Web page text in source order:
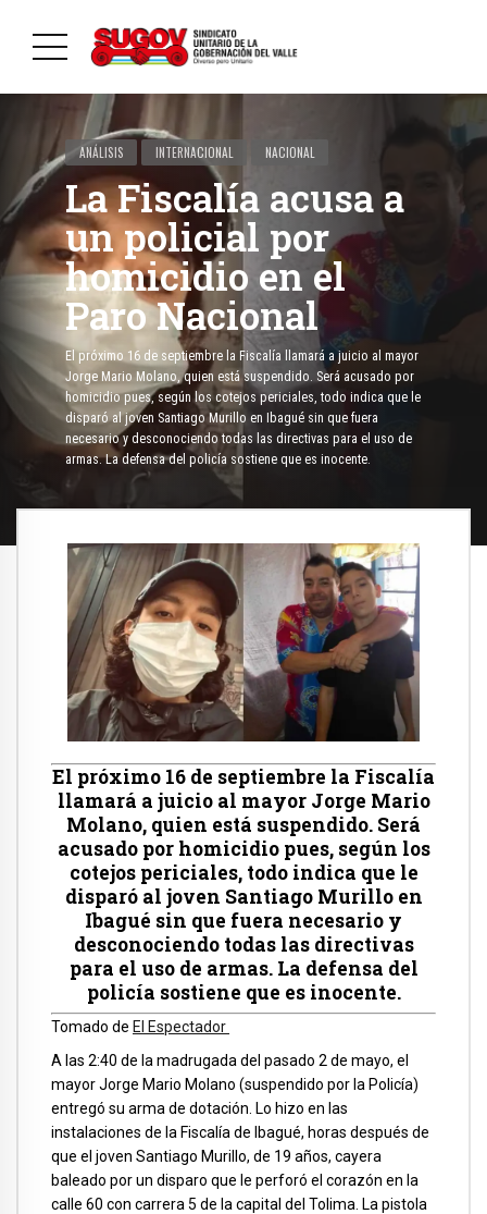
ANÁLISIS INTERNACIONAL NACIONAL
La Fiscalía acusa a
un policial por
homicidio en el
Paro Nacional
El próximo 16 de septiembre la Fiscalía llamará a juicio al mayor
Jorge Mario Molano, quien está suspendido. Será acusado por
homicidio pues, según los cotejos periciales, todo indica que le
disparó al joven Santiago Murillo en Ibagué sin que fuera
necesario y desconociendo todas las directivas para el uso de
armas. La defensa del policía sostiene que es inocente.
El próximo 16 de septiembre la Fiscalía
llamará a juicio al mayor Jorge Mario
Molano, quien está suspendido. Será
acusado por homicidio pues, según los
cotejos periciales, todo indica que le
disparó al joven Santiago Murillo en
Ibagué sin que fuera necesario y
desconociendo todas las directivas
para el uso de armas. La defensa del
policía sostiene que es inocente.
Tomado de El Espectador
A las 2:40 de la madrugada del pasado 2 de mayo, el
mayor Jorge Mario Molano (suspendido por la Policía)
entregó su arma de dotación. Lo hizo en las
instalaciones de la Fiscalía de Ibagué, horas después de
que el joven Santiago Murillo, de 19 años, cayera
baleado por un disparo que le perforó el corazón en la
calle 60 con carrera 5 de la capital del Tolima. La pistola